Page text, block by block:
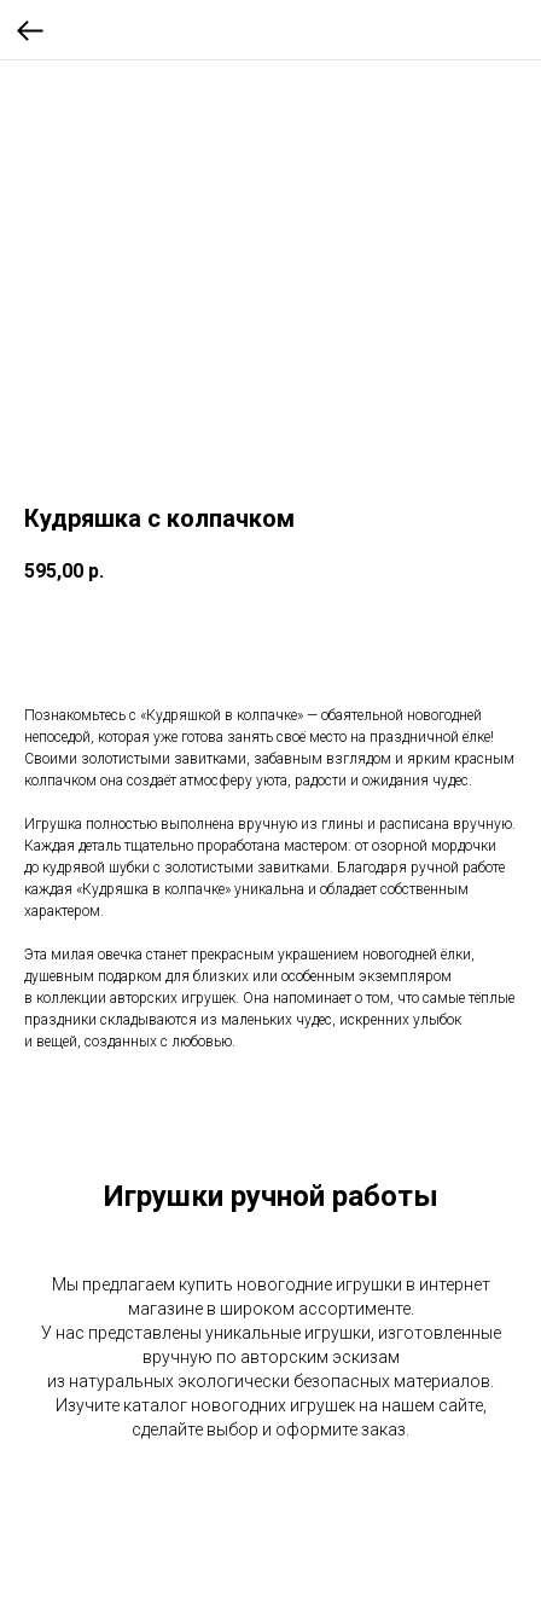
Кудряшка с колпачком
595,00 р.
Познакомьтесь с «Кудряшкой в колпачке» — обаятельной новогодней
непоседой, которая уже готова занять своё место на праздничной ёлке!
Своими золотистыми завитками, забавным взглядом и ярким красным
колпачком она создаёт атмосферу уюта, радости и ожидания чудес.
Игрушка полностью выполнена вручную из глины и расписана вручную.
Каждая деталь тщательно проработана мастером: от озорной мордочки
до кудрявой шубки с золотистыми завитками. Благодаря ручной работе
каждая «Кудряшка в колпачке» уникальна и обладает собственным
характером.
Эта милая овечка станет прекрасным украшением новогодней ёлки,
душевным подарком для близких или особенным экземпляром
в коллекции авторских игрушек. Она напоминает о том, что самые тёплые
праздники складываются из маленьких чудес, искренних улыбок
и вещей, созданных с любовью.
Игрушки ручной работы
Мы предлагаем купить новогодние игрушки в интернет
магазине в широком ассортименте.
У нас представлены уникальные игрушки, изготовленные
вручную по авторским эскизам
из натуральных экологически безо пасных материалов.
Изучите каталог новогодних игрушек на нашем сайте,
сделайте выбор и оформите заказ.